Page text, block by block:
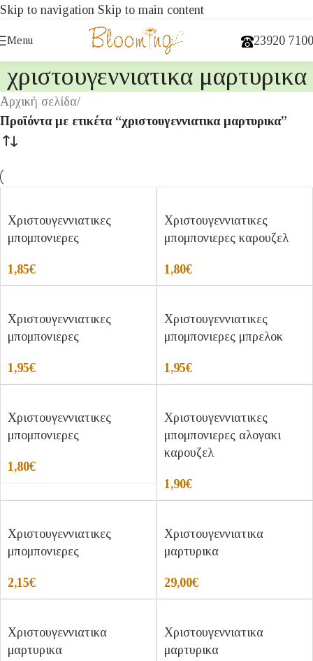
Skip to navigation Skip to main content
Menu 23920
χριστουγεννιατικα μαρτυρικα
Αρχική σελίδα/
Προϊόντα με ετικέτα “χριστουγεννιατικα μαρτυρικα”
Χριστουγεννιατικες
μπομπονιερες
1,85€
Χριστουγεννιατικες
μπομπονιερες καρουζελ
1,80€
Χριστουγεννιατικες
μπομπονιερες
1,95€
Χριστουγεννιατικες
μπομπονιερες μπρελοκ
1,95€
Χριστουγεννιατικες
μπομπονιερες
1,80€
Χριστουγεννιατικες
μπομπονιερες αλογακι
καρουζελ
1,90€
Χριστουγεννιατικες
μπομπονιερες
2,15€
Χριστουγεννιατικα
μαρτυρικα
29,00€
Χριστουγεννιατικα
μαρτυρικα
Χριστουγεννιατικα
μαρτυρικα